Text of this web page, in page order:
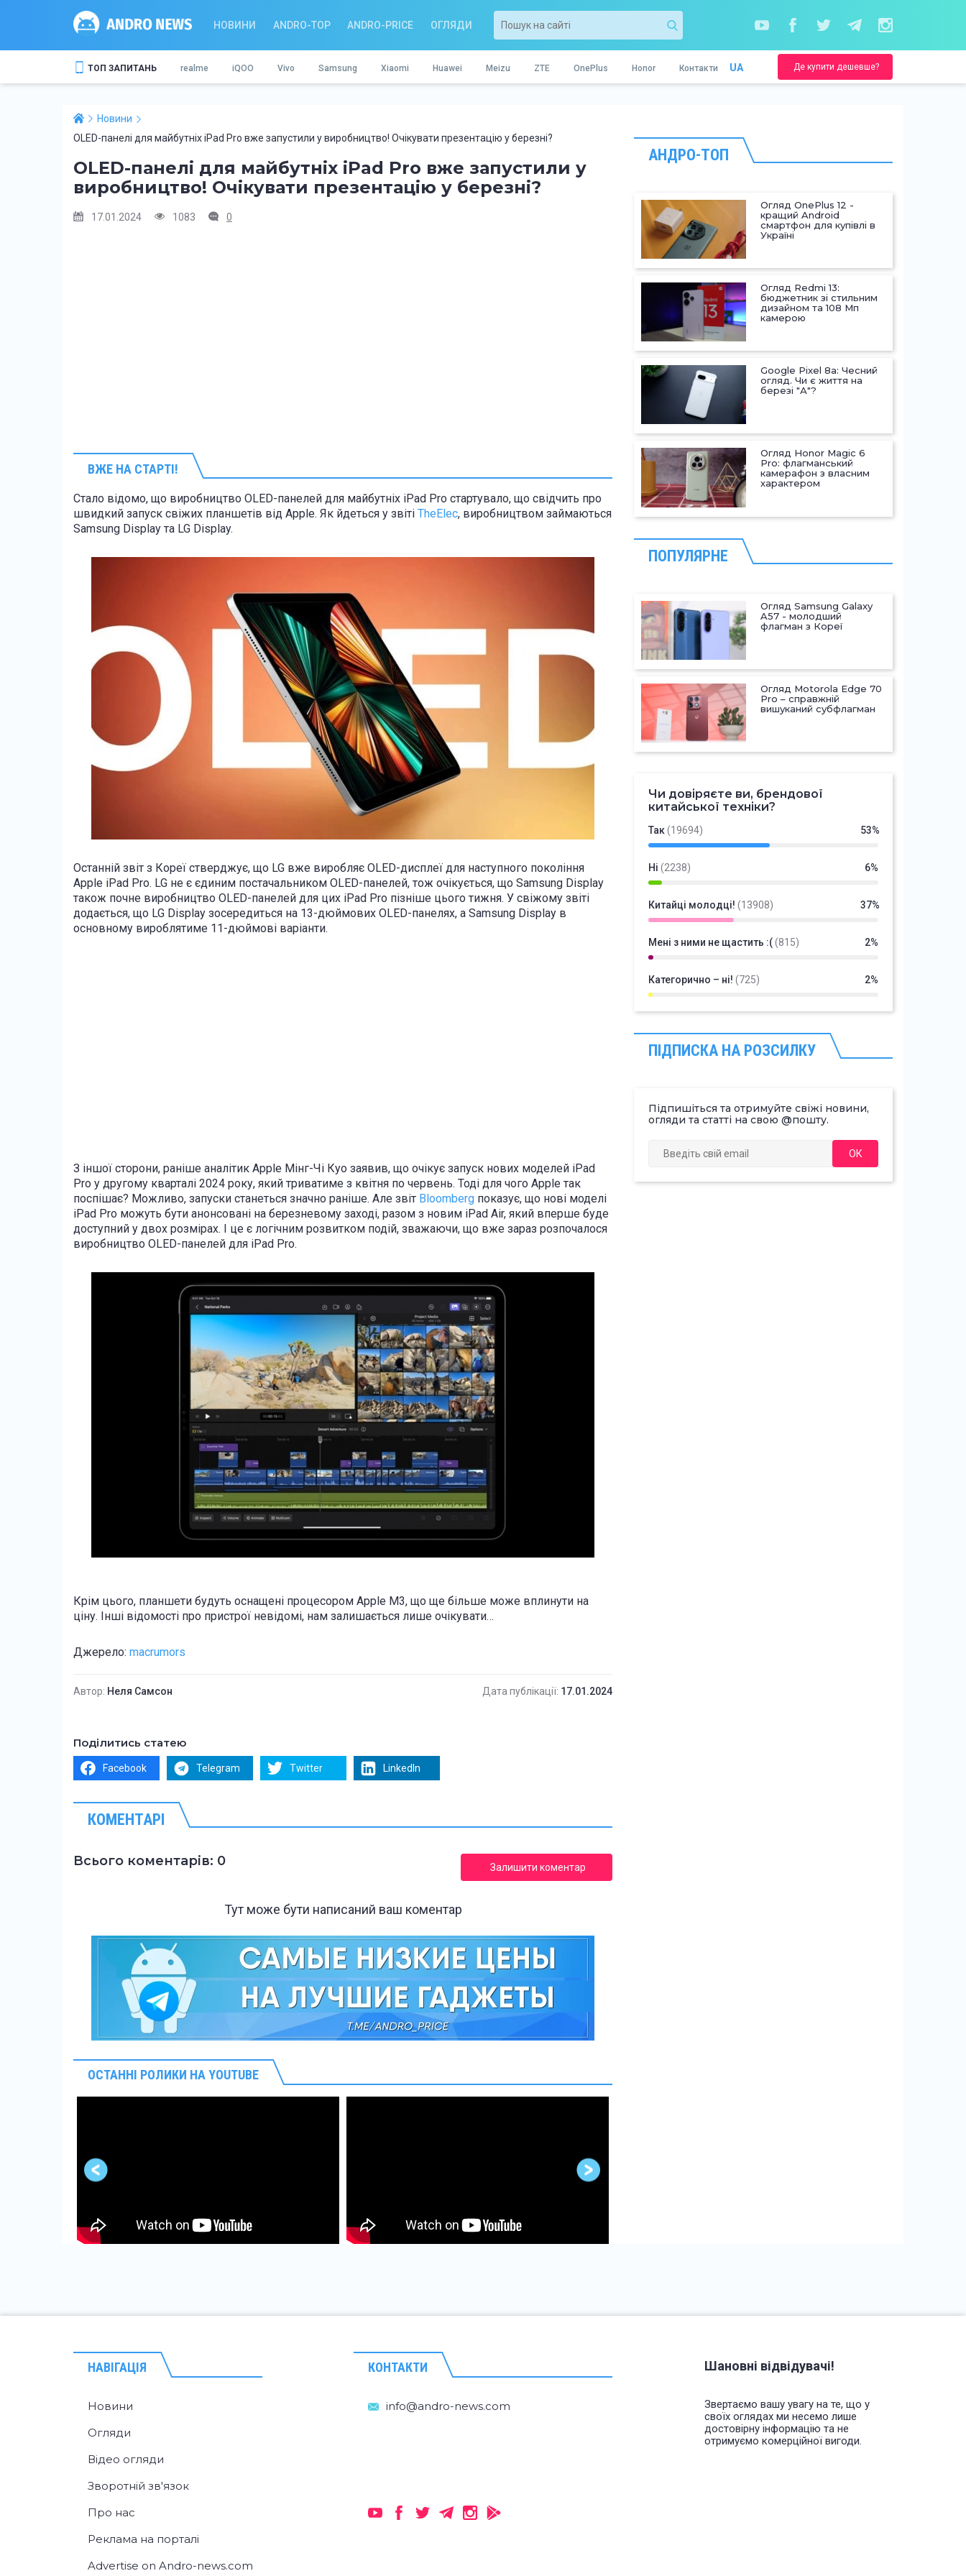
НОВИНИ ANDRO-TOP ANDRO-PRICE ОГЛЯДИ
ТОП ЗАПИТАНЬ realme iQOO Vivo Samsung Xiaomi Huawei Meizu ZTE OnePlus Honor Контакти UA Де купити дешевше?
Новини
OLED-панелі для майбутніх iPad Pro вже запустили у виробництво! Очікувати презентацію у березні?
OLED-панелі для майбутніх iPad Pro вже запустили у
виробництво! Очікувати презентацію у березні?
17.01.2024 1083 0
ВЖЕ НА СТАРТІ!
Стало відомо, що виробництво OLED-панелей для майбутніх iPad Pro стартувало, що свідчить про
швидкий запуск свіжих планшетів від Apple. Як йдеться у звіті TheElec, виробництвом займаються
Samsung Display та LG Display.
Останній звіт з Кореї стверджує, що LG вже виробляє OLED-дисплеї для наступного покоління
Apple iPad Pro. LG не є єдиним постачальником OLED-панелей, тож очікується, що Samsung Display
також почне виробництво OLED-панелей для цих iPad Pro пізніше цього тижня. У свіжому звіті
додається, що LG Display зосередиться на 13-дюймових OLED-панелях, а Samsung Display в
основному вироблятиме 11-дюймові варіанти.
З іншої сторони, раніше аналітик Apple Мінг-Чі Куо заявив, що очікує запуск нових моделей iPad
Pro у другому кварталі 2024 року, який триватиме з квітня по червень. Тоді для чого Apple так
поспішає? Можливо, запуски станеться значно раніше. Але звіт Bloomberg показує, що нові моделі
iPad Pro можуть бути анонсовані на березневому заході, разом з новим iPad Air, який вперше буде
доступний у двох розмірах. І це є логічним розвитком подій, зважаючи, що вже зараз розпочалося
виробництво OLED-панелей для iPad Pro.
Крім цього, планшети будуть оснащені процесором Apple M3, що ще більше може вплинути на
ціну. Інші відомості про пристрої невідомі, нам залишається лише очікувати…
Джерело: macrumors
Автор: Неля Самсон Дата публікації: 17.01.2024
Поділитись статею
Facebook Telegram Twitter LinkedIn
КОМЕНТАРІ
Всього коментарів: 0 Залишити коментар
Тут може бути написаний ваш коментар
ОСТАННІ РОЛИКИ НА YOUTUBE
АНДРО-ТОП
Огляд OnePlus 12 -
кращий Android
смартфон для купівлі в
Україні
Огляд Redmi 13:
бюджетник зі стильним
дизайном та 108 Мп
камерою
Google Pixel 8a: Чесний
огляд. Чи є життя на
березі "А"?
Огляд Honor Magic 6
Pro: флагманський
камерафон з власним
характером
ПОПУЛЯРНЕ
Огляд Samsung Galaxy
A57 - молодший
флагман з Кореї
Огляд Motorola Edge 70
Pro – справжній
вишуканий субфлагман
Чи довіряєте ви, брендової
китайської техніки?
Так(19694) 53%
Ні (2238) 6%
Китайці молодці! (13908) 37%
Мені з ними не щастить :((815) 2%
Категорично – ні! (725) 2%
ПІДПИСКА НА РОЗСИЛКУ
Підпишіться та отримуйте свіжі новини,
огляди та статті на свою @пошту.
ОК
НАВІГАЦІЯ
Новини
Огляди
Відео огляди
Зворотній зв'язок
Про нас
Реклама на порталі
Advertise on Andro-news.com
КОНТАКТИ Шановні відвідувачі!
Звертаємо вашу увагу на те, що у
своїх оглядах ми несемо лише
достовірну інформацію та не
отримуємо комерційної вигоди.